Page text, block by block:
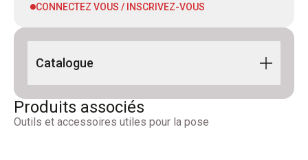
CONNECTEZ VOUS / INSCRIVEZ-VOUS
Catalogue
Building Line 2024 FR-DE
Produits associés
Outils et accessoires utiles pour la pose